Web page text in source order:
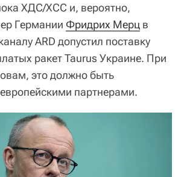
ХДС/ХСС и, вероятно,
Германии Фридрих Мерц в
ARD допустил поставку
ракет Taurus Украине. При
это должно быть
партнерами.